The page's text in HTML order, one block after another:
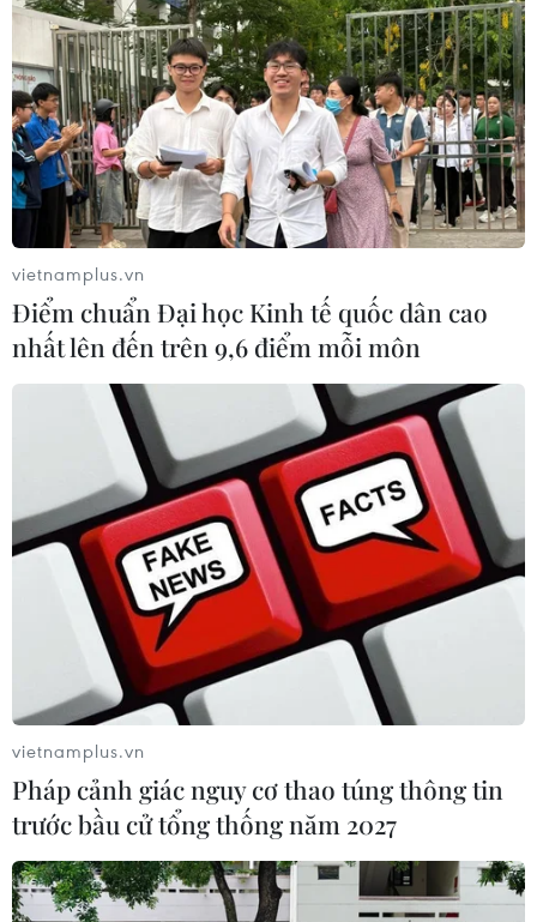
vietnamplus.vn
Điểm chuẩn Đại học Kinh tế quốc dân cao
nhất lên đến trên 9,6 điểm mỗi môn
vietnamplus.vn
Pháp cảnh giác nguy cơ thao túng thông tin
trước bầu cử tổng thống năm 2027